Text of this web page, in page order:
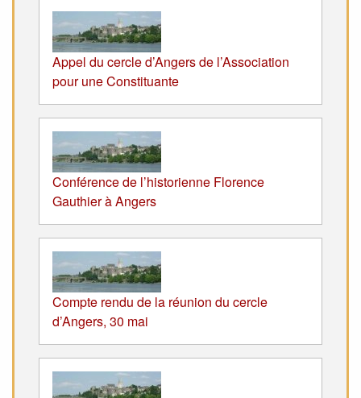
Appel du cercle d’Angers de l’Association
pour une Constituante
Conférence de l’historienne Florence
Gauthier à Angers
Compte rendu de la réunion du cercle
d’Angers, 30 mai